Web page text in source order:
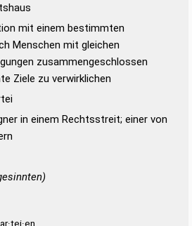
mit einem bestimmten
Menschen mit gleichen
zusammengeschlossen
Ziele zu verwirklichen
in einem Rechtsstreit; einer von